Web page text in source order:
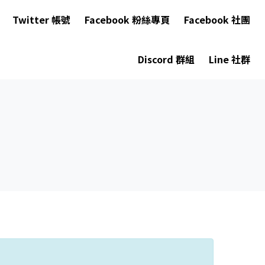
Twitter 帳號 Facebook 粉絲專頁 Facebook 社團
Discord 群組 Line 社群